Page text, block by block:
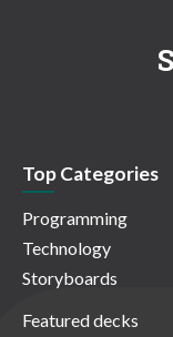
Top Categories
Programming
Technology
Storyboards
Featured decks